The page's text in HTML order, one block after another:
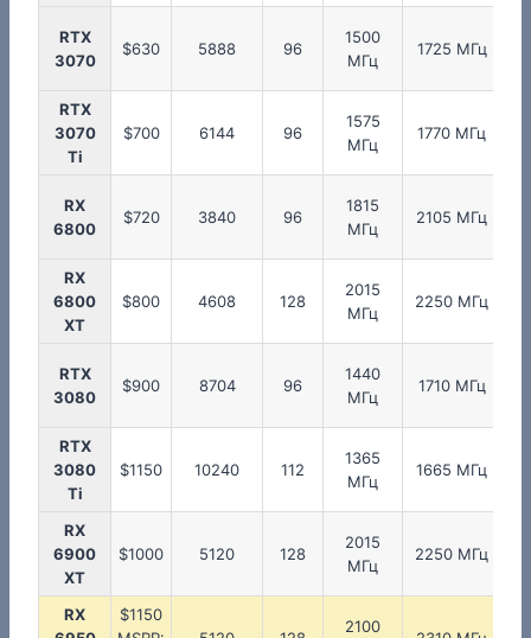
RTX
3070
$630 5888 96
1500
МГц
1725 МГц
RTX
3070
Ti
$700 6144 96
1575
МГц
1770 МГц
RX
6800
$720 3840 96
1815
МГц
2105 МГц
RX
6800
XT
$800 4608 128
2015
МГц
2250 МГц
RTX
3080
$900 8704 96
1440
МГц
1710 МГц
RTX
3080
Ti
$1150 10240 112
1365
МГц
1665 МГц
RX
6900
XT
$1000 5120 128
2015
МГц
2250 МГц
RX
$1150
2100